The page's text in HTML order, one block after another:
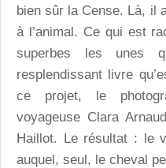
bien sûr la Cense. Là, il
à l’animal. Ce qui est
superbes les unes
resplendissant livre
ce projet, le
voyageuse Clara
Haillot. Le résultat : le
auquel, seul, le cheval